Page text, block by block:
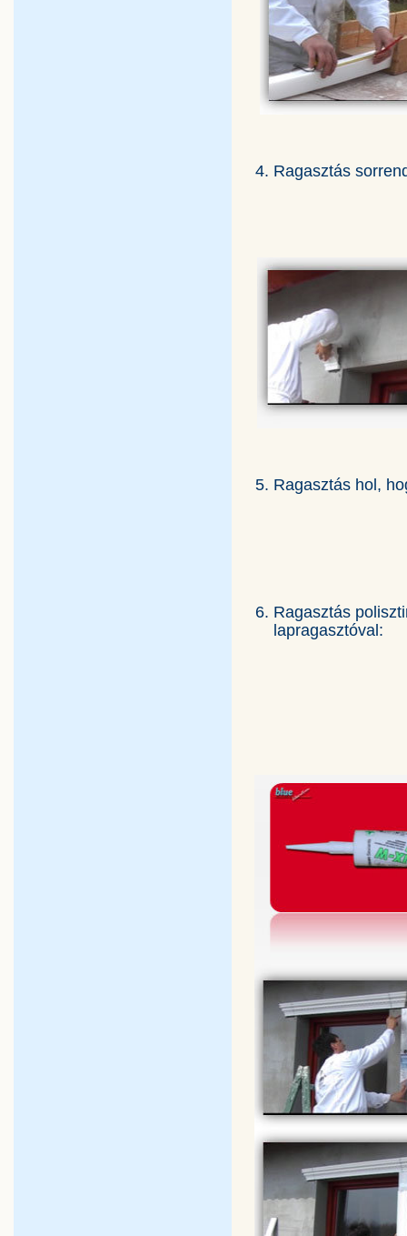
4. Ragasztás
5. Ragasztás hol,
6. Ragasztás
lapragasztóval: